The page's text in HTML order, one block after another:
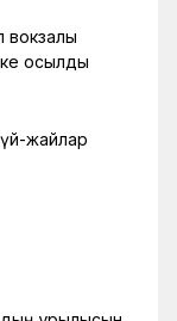
вокзалы
қосылды
жайлар